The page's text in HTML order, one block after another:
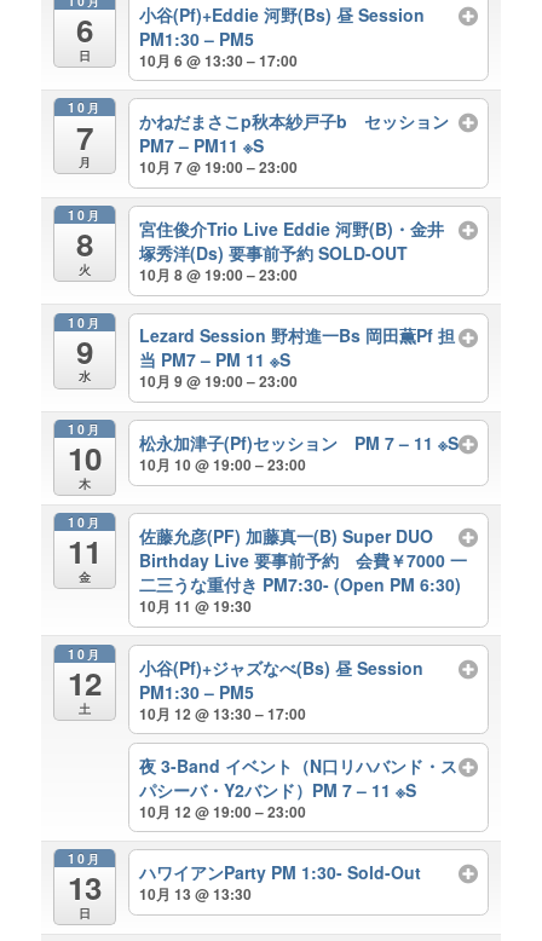
6
日
小谷(Pf)+Eddie 河野(Bs) 昼 Session
PM1:30 – PM5
10月 6 @ 13:30 – 17:00
10月
7
月
かねだまさこp秋本紗戸子b セッション
PM7 – PM11 ※S
10月 7 @ 19:00 – 23:00
10月
8
火
宮住俊介Trio Live Eddie 河野(B)・金井
塚秀洋(Ds) 要事前予約 SOLD-OUT
10月 8 @ 19:00 – 23:00
10月
9
水
Lezard Session 野村進一Bs 岡田薫Pf 担
当 PM7 – PM 11 ※S
10月 9 @ 19:00 – 23:00
10月
10
木
松永加津子(Pf)セッション PM 7 – 11 ※S
10月 10 @ 19:00 – 23:00
10月
11
金
佐藤允彦(PF) 加藤真一(B) Super DUO
Birthday Live 要事前予約 会費￥7000 一
二三うな重付き PM7:30- (Open PM 6:30)
10月 11 @ 19:30
10月
12
土
小谷(Pf)+ジャズなべ(Bs) 昼 Session
PM1:30 – PM5
10月 12 @ 13:30 – 17:00
夜 3-Band イベント（N口リハバンド・ス
パシーバ・Y2バンド）PM 7 – 11 ※S
10月 12 @ 19:00 – 23:00
10月
13
日
ハワイアンParty PM 1:30- Sold-Out
10月 13 @ 13:30